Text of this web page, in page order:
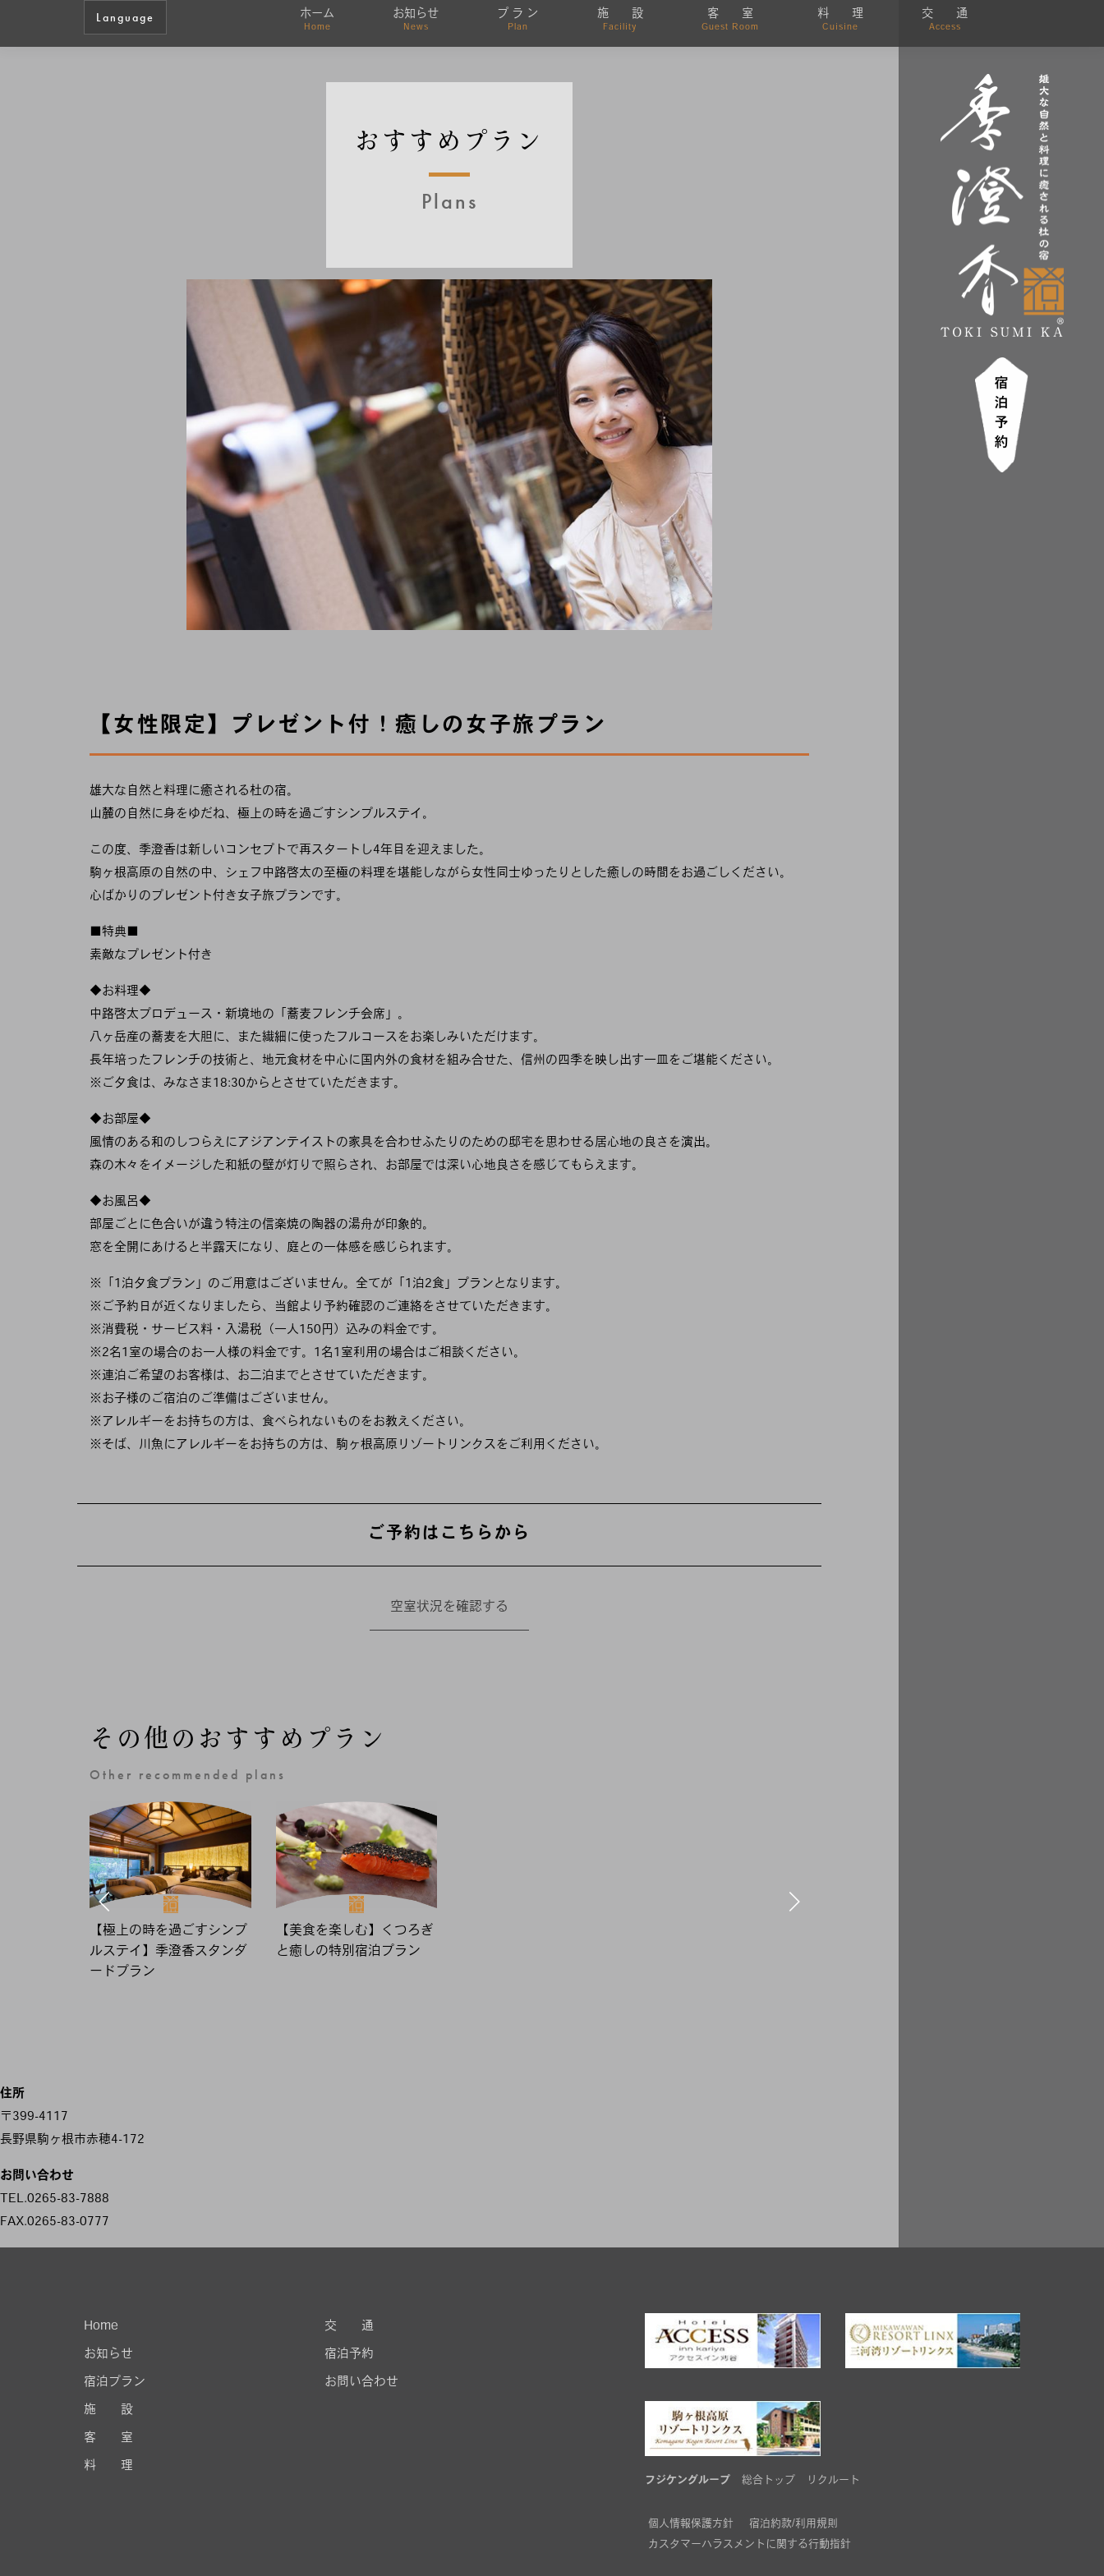
Language ホーム
Home
お知らせ
News
プ ラ ン
Plan
施 設
Facility
客 室
Guest Room
料 理
Cuisine
交 通
Access
おすすめプラン
Plans
【女性限定】プレゼント付！癒しの女子旅プラン
雄大な自然と料理に癒される杜の宿。
山麓の自然に身をゆだね、極上の時を過ごすシンプルステイ。
この度、季澄香は新しいコンセプトで再スタートし4年目を迎えました。
駒ヶ根高原の自然の中、シェフ中路啓太の至極の料理を堪能しながら女性同士ゆったりとした癒しの時間をお過ごしください。
心ばかりのプレゼント付き女子旅プランです。
■特典■
素敵なプレゼント付き
◆お料理◆
中路啓太プロデュース・新境地の「蕎麦フレンチ会席」。
八ヶ岳産の蕎麦を大胆に、また繊細に使ったフルコースをお楽しみいただけます。
長年培ったフレンチの技術と、地元食材を中心に国内外の食材を組み合せた、信州の四季を映し出す一皿をご堪能ください。
※ご夕食は、みなさま18:30からとさせていただきます。
◆お部屋◆
風情のある和のしつらえにアジアンテイストの家具を合わせふたりのための邸宅を思わせる居心地の良さを演出。
森の木々をイメージした和紙の壁が灯りで照らされ、お部屋では深い心地良さを感じてもらえます。
◆お風呂◆
部屋ごとに色合いが違う特注の信楽焼の陶器の湯舟が印象的。
窓を全開にあけると半露天になり、庭との一体感を感じられます。
※「1泊夕食プラン」のご用意はございません。全てが「1泊2食」プランとなります。
※ご予約日が近くなりましたら、当館より予約確認のご連絡をさせていただきます。
※消費税・サービス料・入湯税（一人150円）込みの料金です。
※2名1室の場合のお一人様の料金です。1名1室利用の場合はご相談ください。
※連泊ご希望のお客様は、お二泊までとさせていただきます。
※お子様のご宿泊のご準備はございません。
※アレルギーをお持ちの方は、食べられないものをお教えください。
※そば、川魚にアレルギーをお持ちの方は、駒ヶ根高原リゾートリンクスをご利用ください。
ご予約はこちらから
空室状況を確認する
その他のおすすめプラン
Other recommended plans
【極上の時を過ごすシンプ
ルステイ】季澄香スタンダ
ードプラン
【美食を楽しむ】くつろぎ
と癒しの特別宿泊プラン
住所
〒399-4117
長野県駒ヶ根市赤穂4-172
お問い合わせ
TEL.0265-83-7888
FAX.0265-83-0777
Home
お知らせ
宿泊プラン
施 設
客 室
料 理
交 通
宿泊予約
お問い合わせ
フジケングループ 総合トップ リクルート
個人情報保護方針
宿泊約款/利用規則
カスタマーハラスメントに関する行動指針